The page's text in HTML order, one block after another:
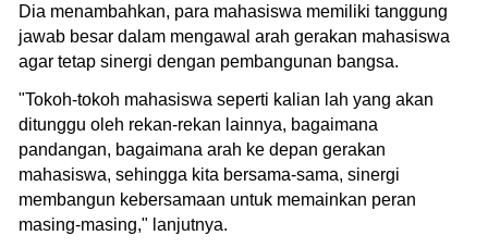
Dia menambahkan, para mahasiswa memiliki tanggung
jawab besar dalam mengawal arah gerakan mahasiswa
agar tetap sinergi dengan pembangunan bangsa.
"Tokoh-tokoh mahasiswa seperti kalian lah yang akan
ditunggu oleh rekan-rekan lainnya, bagaimana
pandangan, bagaimana arah ke depan gerakan
mahasiswa, sehingga kita bersama-sama, sinergi
membangun kebersamaan untuk memainkan peran
masing-masing," lanjutnya.